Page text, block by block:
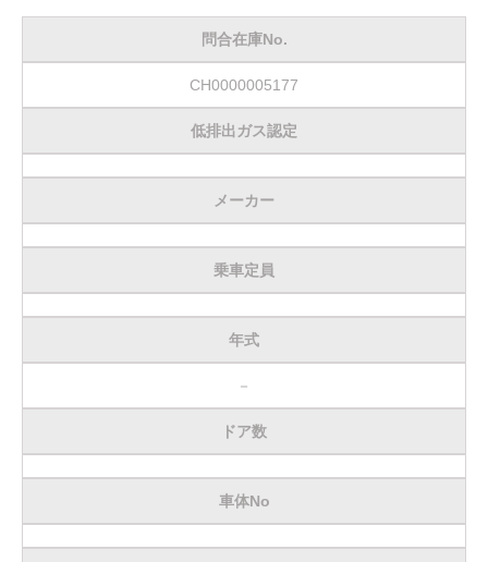
お客様の声
お問い合わせ
メールフォーム
電話はこちら
問合在庫No.
CH0000005177
低排出ガス認定
メーカー
乗車定員
年式
－
ドア数
車体No